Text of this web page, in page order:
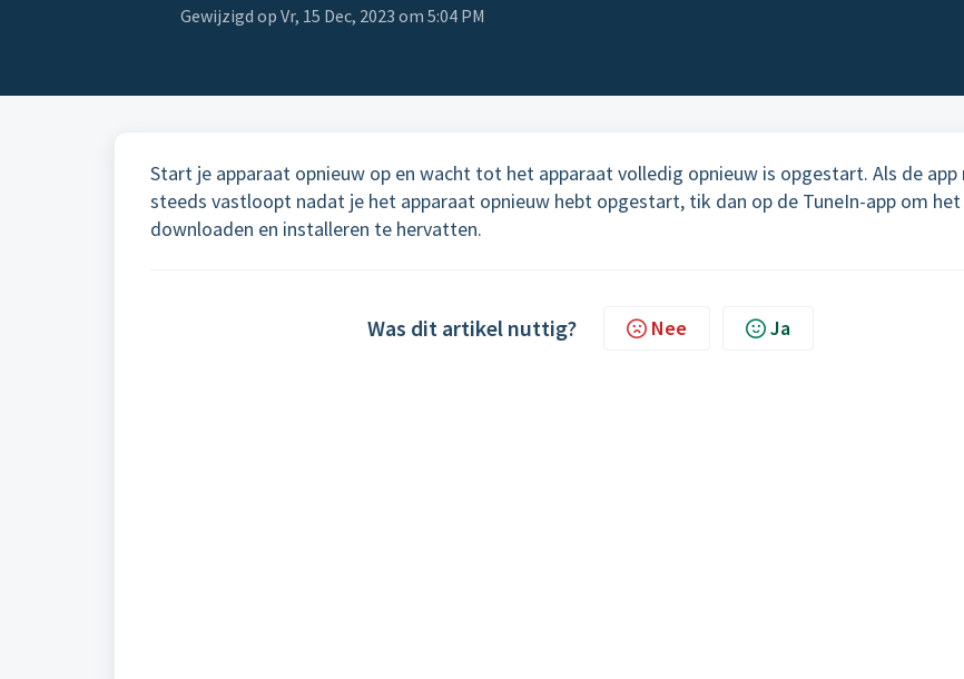
Gewijzigd op Vr, 15 Dec, 2023 om 5:04 PM
Start je apparaat opnieuw op en wacht tot het apparaat volledig opnieuw is opgestart. Als de app
steeds vastloopt nadat je het apparaat opnieuw hebt opgestart, tik dan op de TuneIn-app om het
downloaden en installeren te hervatten.
Was dit artikel nuttig? Nee Ja